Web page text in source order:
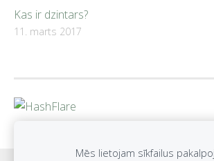
Kas ir dzintars?
11. marts 2017
Mēs lietojam sīkfailus